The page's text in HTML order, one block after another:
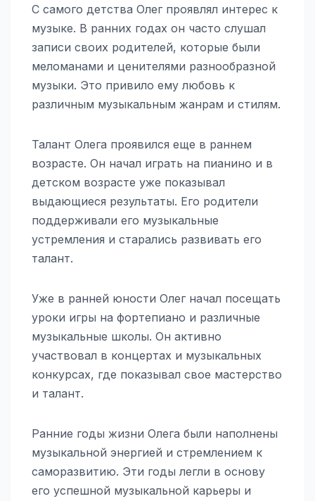
С самого детства Олег проявлял интерес к
музыке. В ранних годах он часто слушал
записи своих родителей, которые были
меломанами и ценителями разнообразной
музыки. Это привило ему любовь к
различным музыкальным жанрам и стилям.
Талант Олега проявился еще в раннем
возрасте. Он начал играть на пианино и в
детском возрасте уже показывал
выдающиеся результаты. Его родители
поддерживали его музыкальные
устремления и старались развивать его
талант.
Уже в ранней юности Олег начал посещать
уроки игры на фортепиано и различные
музыкальные школы. Он активно
участвовал в концертах и музыкальных
конкурсах, где показывал свое мастерство
и талант.
Ранние годы жизни Олега были наполнены
музыкальной энергией и стремлением к
саморазвитию. Эти годы легли в основу
его успешной музыкальной карьеры и